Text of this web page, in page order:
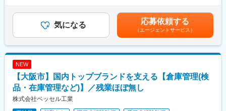
主に「フラップ」と呼ばれる車を感知する機械のメンテナンス
（分解、清掃、塗装、修理）などを担当します。また作業だけで
はなく、どうすれば効率よく次回の駐車場建設に向けて機器の出
～1日の流れ～
・メール確認、事務処理
・一日の流れや1週間の流れについてのチームMTG
給与補足＞昇給：年1回（4月）賞与：年2回（6月、12月）賃金は
あくまでも目安の金額であり、選考を通じて上下する可能性があ
ります。月給(月額)は固定手当を含めた表記です。
気になる 応募依頼する
（エージェントサービス）
NEW
【大阪市】国内トップブランドを支える【倉庫管理(検
品・在庫管理など)】／残業ほぼ無し
株式会社ベッセル工業